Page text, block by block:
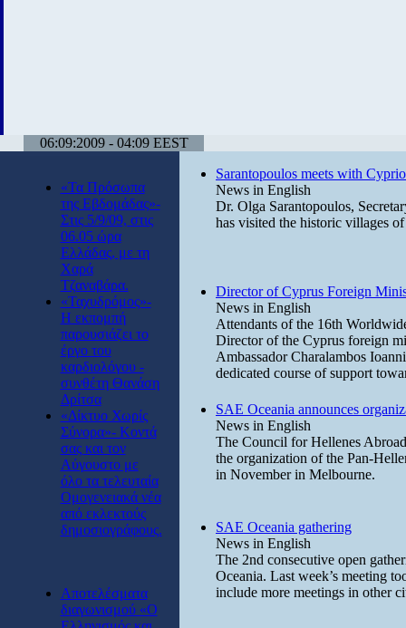
06:09:2009 - 04:09 EEST
«Τα Πρόσωπα
της Εβδομάδας»-
Στις 5/9/09, στις
06.05 ώρα
Ελλάδας, με τη
Χαρά
Τζαναβάρα.
«Ταχυδρόμος»-
Η εκπομπή
παρουσιάζει το
έργο του
καρδιολόγου -
συνθέτη Θανάση
Δρίτσα
«Δίκτυο Χωρίς
Σύνορα»- Κοντά
σας και τον
Αύγουστο με
όλο τα τελευταία
Ομογενειακά νέα
από εκλεκτούς
δημοσιογράφους.
Αποτελέσματα
διαγωνισμού «Ο
Sarantopoulos meets with
News in English
Dr. Olga Sarantopoulos,
has visited the historic villages
Director of Cyprus Foreign
News in English
Attendants of the 16th
Director of the Cyprus foreign
Ambassador Charalambos
dedicated course of support
SAE Oceania announces
News in English
The Council for Hellenes
the organization of the Pan-
in November in Melbourne.
SAE Oceania gathering
News in English
The 2nd consecutive open
Oceania. Last week’s meeting
include more meetings in other